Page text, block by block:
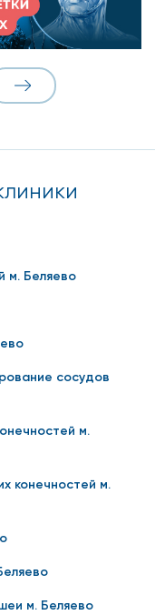
м. Беляево
сосудов
м.
конечностей м.
м. Беляево